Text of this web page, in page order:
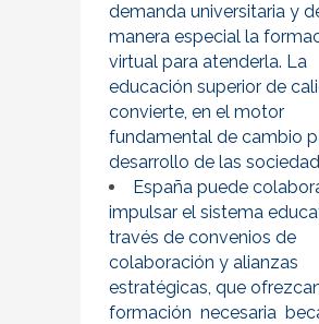
demanda universitaria y
manera especial la
virtual para atenderla. La
educación superior de
convierte, en el motor
fundamental de cambio
desarrollo de las
España puede
impulsar el sistema
través de convenios de
colaboración y alianzas
estratégicas, que
formación necesaria